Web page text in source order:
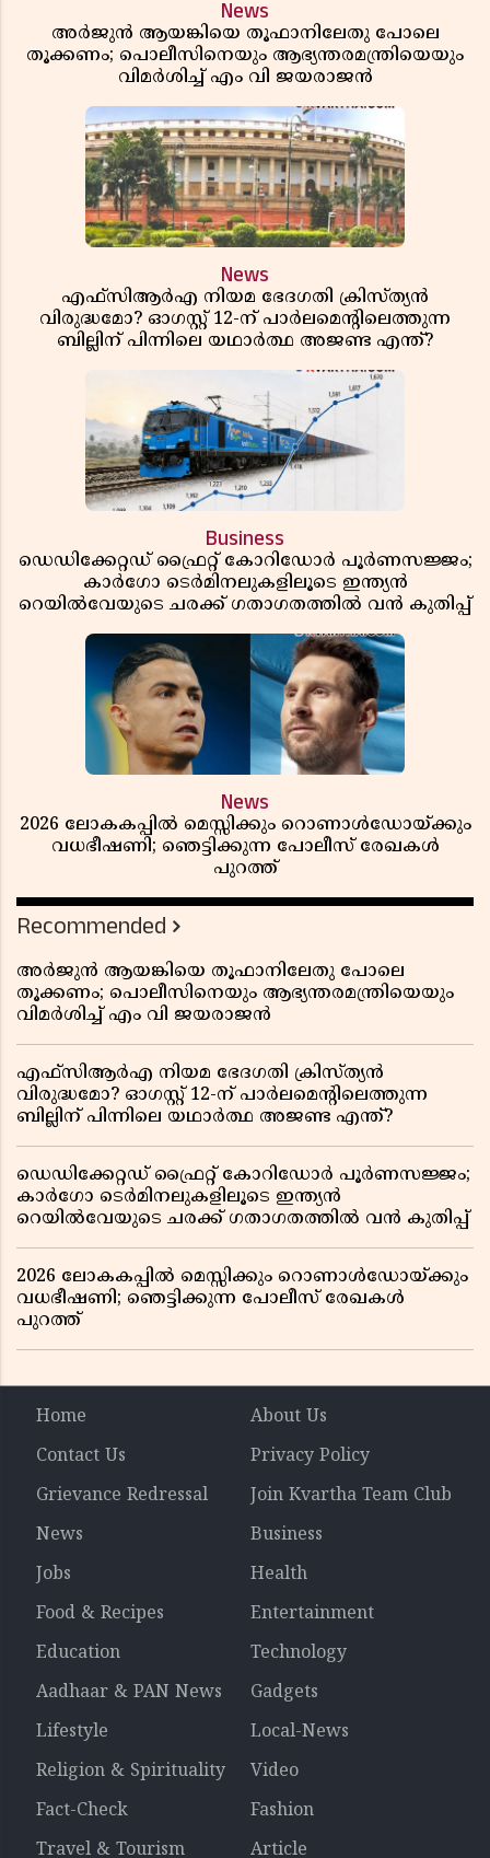
News
അർജുൻ ആയങ്കിയെ തൂഫാനിലേതു പോലെ
തൂക്കണം; പൊലീസിനെയും ആഭ്യന്തരമന്ത്രിയെയും
വിമർശിച്ച് എം വി ജയരാജൻ
News
എഫ്സിആർഎ നിയമ ഭേദഗതി ക്രിസ്ത്യൻ
വിരുദ്ധമോ? ഓഗസ്റ്റ് 12-ന് പാർലമെന്റിലെത്തുന്ന
ബില്ലിന് പിന്നിലെ യഥാർത്ഥ അജണ്ട എന്ത്?
Business
ഡെഡിക്കേറ്റഡ് ഫ്രൈറ്റ് കോറിഡോർ പൂർണസജ്ജം;
കാർഗോ ടെർമിനലുകളിലൂടെ ഇന്ത്യൻ
റെയിൽവേയുടെ ചരക്ക് ഗതാഗതത്തിൽ വൻ കുതിപ്പ്
News
2026 ലോകകപ്പിൽ മെസ്സിക്കും റൊണാൾഡോയ്ക്കും
വധഭീഷണി; ഞെട്ടിക്കുന്ന പോലീസ് രേഖകൾ
പുറത്ത്
Recommended
അർജുൻ ആയങ്കിയെ തൂഫാനിലേതു പോലെ
തൂക്കണം; പൊലീസിനെയും ആഭ്യന്തരമന്ത്രിയെയും
വിമർശിച്ച് എം വി ജയരാജൻ
എഫ്സിആർഎ നിയമ ഭേദഗതി ക്രിസ്ത്യൻ
വിരുദ്ധമോ? ഓഗസ്റ്റ് 12-ന് പാർലമെന്റിലെത്തുന്ന
ബില്ലിന് പിന്നിലെ യഥാർത്ഥ അജണ്ട എന്ത്?
ഡെഡിക്കേറ്റഡ് ഫ്രൈറ്റ് കോറിഡോർ പൂർണസജ്ജം;
കാർഗോ ടെർമിനലുകളിലൂടെ ഇന്ത്യൻ
റെയിൽവേയുടെ ചരക്ക് ഗതാഗതത്തിൽ വൻ കുതിപ്പ്
2026 ലോകകപ്പിൽ മെസ്സിക്കും റൊണാൾഡോയ്ക്കും
വധഭീഷണി; ഞെട്ടിക്കുന്ന പോലീസ് രേഖകൾ
പുറത്ത്
Home
About Us
Contact Us
Privacy Policy
Grievance Redressal
Join Kvartha Team Club
News
Business
Jobs
Health
Food & Recipes
Entertainment
Education
Technology
Aadhaar & PAN News
Gadgets
Lifestyle
Local-News
Religion & Spirituality
Video
Fact-Check
Fashion
Travel & Tourism
Article